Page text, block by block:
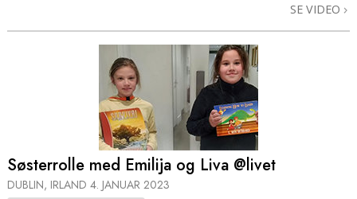
SE VIDEO
Søsterrolle med Emilija og Liva @livet
DUBLIN, IRLAND 4. JANUAR 2023